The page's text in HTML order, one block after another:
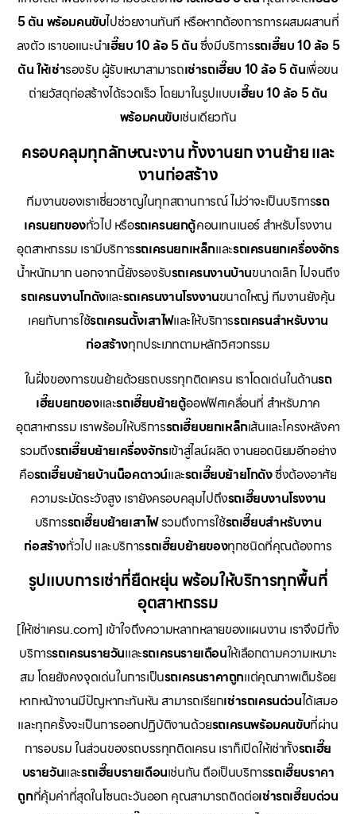
5 ตัน พร้อมคนขับไปช่วยงานทันที หรือหากต้องการการผสมผสานที่
ลงตัว เราขอแนะนำเฮี๊ยบ 10 ล้อ 5 ตันซึ่งมีบริการรถเฮี๊ยบ 10 ล้อ 5
ตัน ให้เช่ารองรับ ผู้รับเหมาสามารถเช่ารถเฮี๊ยบ 10 ล้อ 5 ตันเพื่อขน
ถ่ายวัสดุก่อสร้างได้รวดเร็ว โดยมาในรูปแบบเฮี๊ยบ 10 ล้อ 5 ตัน
พร้อมคนขับเช่นเดียวกัน
ครอบคลุมทุกลักษณะงาน ทั้งงานยก งานย้าย และ
งานก่อสร้าง
ทีมงานของเราเชี่ยวชาญในทุกสถานการณ์ ไม่ว่าจะเป็นบริการรถ
เครนยกของทั่วไป หรือรถเครนยกตู้คอนเทนเนอร์ สำหรับโรงงาน
อุตสาหกรรม เรามีบริการรถเครนยกเหล็กและรถเครนยกเครื่องจักร
น้ำหนักมาก นอกจากนี้ยังรองรับรถเครนงานบ้านขนาดเล็ก ไปจนถึง
รถเครนงานโกดังและรถเครนงานโรงงานขนาดใหญ่ ทีมงานยังคุ้น
เคยกับการใช้รถเครนตั้งเสาไฟและให้บริการรถเครนสำหรับงาน
ก่อสร้างทุกประเภทตามหลักวิศวกรรม
ในฝั่งของการขนย้ายด้วยรถบรรทุกติดเครน เราโดดเด่นในด้านรถ
เฮี๊ยบยกของและรถเฮี๊ยบย้ายตู้ออฟฟิศเคลื่อนที่ สำหรับภาค
อุตสาหกรรม เราพร้อมให้บริการรถเฮี๊ยบยกเหล็กเส้นและโครงหลังคา
รวมถึงรถเฮี๊ยบย้ายเครื่องจักรเข้าสู่ไลน์ผลิต งานยอดนิยมอีกอย่าง
คือรถเฮี๊ยบย้ายบ้านน็อคดาวน์และรถเฮี๊ยบย้ายโกดังซึ่งต้องอาศัย
ความระมัดระวังสูง เรายังครอบคลุมไปถึงรถเฮี๊ยบงานโรงงาน
บริการรถเฮี๊ยบย้ายเสาไฟรวมถึงการใช้รถเฮี๊ยบสำหรับงาน
ก่อสร้างทั่วไป และบริการรถเฮี๊ยบย้ายของทุกชนิดที่คุณต้องการ
รูปแบบการเช่าที่ยืดหยุ่น พร้อมให้บริการทุกพื้นที่
อุตสาหกรรม
[ให้เช่าเครน.com] เข้าใจถึงความหลากหลายของแผนงาน เราจึงมีทั้ง
บริการรถเครนรายวันและรถเครนรายเดือนให้เลือกตามความเหมาะ
สม โดยยังคงจุดเด่นในการเป็นรถเครนราคาถูกแต่คุณภาพเต็มร้อย
หากหน้างานมีปัญหากะทันหัน สามารถเรียกเช่ารถเครนด่วนได้เสมอ
และทุกครั้งจะเป็นการออกปฏิบัติงานด้วยรถเครนพร้อมคนขับที่ผ่าน
การอบรม ในส่วนของรถบรรทุกติดเครน เราก็เปิดให้เช่าทั้งรถเฮี๊ย
บรายวันและรถเฮี๊ยบรายเดือนเช่นกัน ถือเป็นบริการรถเฮี๊ยบราคา
ถูกที่คุ้มค่าที่สุดในโซนตะวันออก คุณสามารถติดต่อเช่ารถเฮี๊ยบด่วน